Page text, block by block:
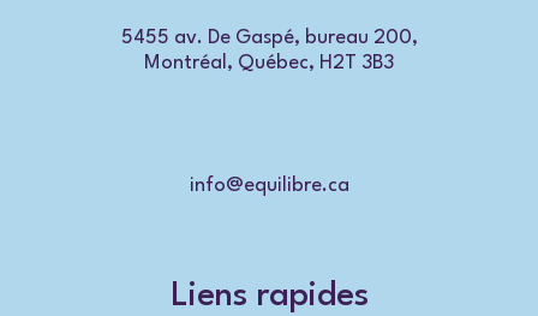
5455 av. De Gaspé, bureau 200,
Montréal, Québec, H2T 3B3
info@equilibre.ca
Liens rapides